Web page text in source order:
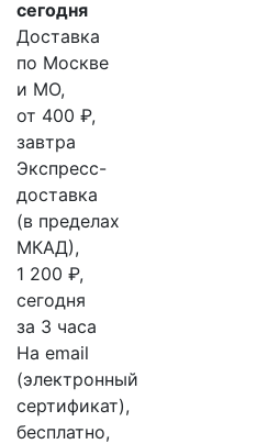
сегодня
Доставка
по Москве
и МО,
от 400 ₽,
завтра
Экспресс-
доставка
(в пределах
МКАД),
1 200 ₽,
сегодня
за 3 часа
На email
(электронный
сертификат),
бесплатно,